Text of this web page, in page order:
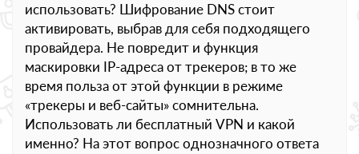
использовать? Шифрование DNS стоит
активировать, выбрав для себя подходящего
провайдера. Не повредит и функция
маскировки IP-адреса от трекеров; в то же
время польза от этой функции в режиме
«трекеры и веб-сайты» сомнительна.
Использовать ли бесплатный VPN и какой
именно? На этот вопрос однозначного ответа